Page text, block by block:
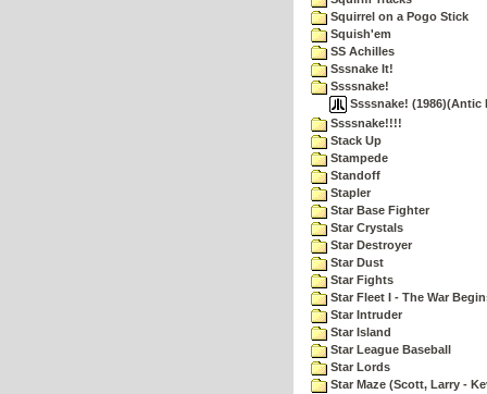
Squirrel on a Pogo Stick
Squish'em
SS Achilles
Sssnake It!
Ssssnake!
Ssssnake!
Ssssnake!!!!
Stack Up
Stampede
Standoff
Stapler
Star Base Fighter
Star Crystals
Star Destroyer
Star Dust
Star Fights
Star Fleet I - The War
Star Intruder
Star Island
Star League Baseball
Star Lords
Star Maze (Scott, Larry -